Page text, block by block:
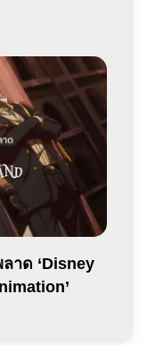
าด ‘Disney